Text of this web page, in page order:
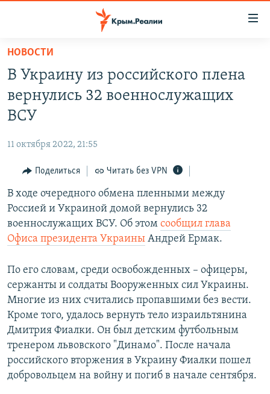
Вернуться
основному
содержанию
Вернутся
главной
навигации
Вернутся
поиску
СПЕЦПРОЕКТЫ
ГРУЗ 200
11 ЛЕТ ОККУПАЦИИ КРЫМА. 11 ИСТОРИЙ СОПРОТИВЛЕНИЯ
ВОДА
ЕЩЕ
ИНТЕРАКТИВ
ИНФОГРАФИКА
ТЕЛЕПРОЕКТ КРЫМ.РЕАЛИИ
СОВЕТЫ ПРАВОЗАЩИТНИКОВ
ПОБЕДИТЕЛЕЙ НЕ СУДЯТ?
КРЫМ.НЕПОКОРЕННЫЙ
УКРАИНСКАЯ ПРОБЛЕМА КРЫМА
РАДІО СВОБОДА
КАК ОБОЙТИ БЛОКИРОВКУ
Українською
Qırımtatar
Все сайты RFE/RL
НОВОСТИ
В Украину из российского плена
вернулись 32 военнослужащих
ВСУ
11 октября 2022, 21:55
Поделиться Читать без VPN
В ходе очередного обмена пленными между
Россией и Украиной домой вернулись 32
военнослужащих ВСУ. Об этом сообщил глава
Офиса президента Украины Андрей Ермак.
По его словам, среди освобожденных – офицеры,
сержанты и солдаты Вооруженных сил Украины.
Многие из них считались пропавшими без вести.
Кроме того, удалось вернуть тело израильтянина
Дмитрия Фиалки. Он был детским футбольным
тренером львовского "Динамо". После начала
российского вторжения в Украину Фиалки пошел
добровольцем на войну и погиб в начале сентября.